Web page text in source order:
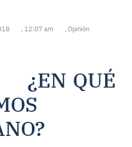
, 12:07 am , Opinión
QUÉ